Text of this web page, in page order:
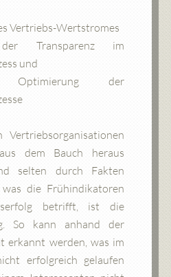
Vertriebs-Wertstromes
Transparenz im
und
Optimierung der
Vertriebsorganisationen
dem Bauch heraus
selten durch Fakten
die Frühindikatoren
betrifft, ist die
So kann anhand der
erkannt werden, was im
erfolgreich gelaufen